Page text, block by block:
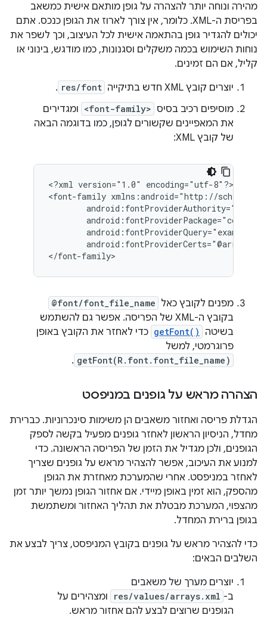
מהירה ונוחה יותר להצהרה על גופן מותאם אישית כמשאב
בפריסת ה-XML. כלומר, אין צורך לארוז את הגופן כנכס. אתם
יכולים להגדיר גופן בהתאמה אישית לכל העיצוב, וכך לשפר את
נוחות השימוש בכמה משקלים וסגנונות, כמו מודגש, בינוני או
קליל, אם הם זמינים.
יוצרים קובץ XML חדש בתיקייה
res/font
.
מוסיפים רכיב בסיס <font-family> ומגדירים
את המאפיינים שקשורים לגופן, כמו בדוגמה הבאה
של קובץ XML:
<?xml version="1.0"
encoding="utf-8"?>
<font-family
android:fontProviderQuery="example
android:fontProviderCerts="@array/
</font-family>
מפנים לקובץ כאל @font/font_file_name
בקובץ ה-XML של הפריסה. אפשר גם להשתמש
בשיטה
getFont() כדי לאחזר את הקובץ באופן
פרוגרמטי, למשל
getFont(R.font.font_file_name)
.
הצהרה מראש על גופנים במניפסט
הגדלת פריסה ואחזור משאבים הן משימות סינכרוניות. כברירת
מחדל, הניסיון הראשון לאחזר גופנים מפעיל בקשה לספק
הגופנים, ולכן מגדיל את הזמן של הפריסה הראשונה. כדי
למנוע את העיכוב, אפשר להצהיר מראש על גופנים שצריך
לאחזר במניפסט. אחרי שהמערכת מאחזרת את הגופן
מהספק, הוא זמין באופן מיידי. אם אחזור הגופן נמשך יותר זמן
מהצפוי, המערכת מבטלת את תהליך האחזור ומשתמשת
בגופן ברירת המחדל.
כדי להצהיר מראש על גופנים בקובץ המניפסט, צריך לבצע את
השלבים הבאים:
יוצרים מערך של משאבים
ב- res/values/arrays.xml
ומצהירים על
הגופנים שרוצים לבצע להם אחזור מראש.